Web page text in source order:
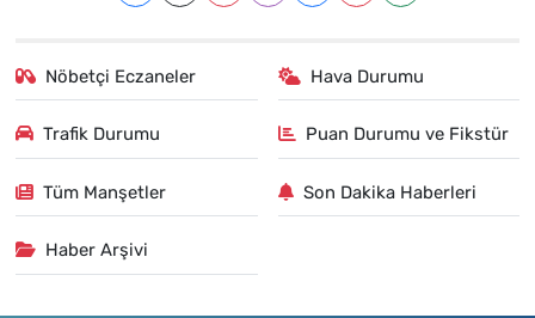
Nöbetçi Eczaneler Hava Durumu
Trafik Durumu Puan Durumu ve Fikstür
Tüm Manşetler Son Dakika Haberleri
Haber Arşivi